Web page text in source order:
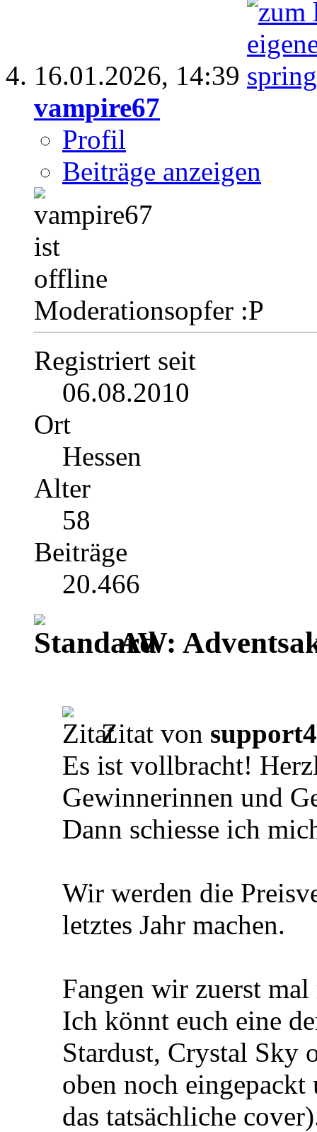
16.01.2026, 14:39
vampire67
Profil
Beiträge anzeigen
Moderationsopfer :P
Registriert seit
06.08.2010
Ort
Hessen
Alter
58
Beiträge
20.466
AW:
Zitat von
Es ist vollbracht!
Gewinnerinnen und
Dann schiesse ich
Wir werden die
letztes Jahr machen.
Fangen wir zuerst
Ich könnt euch eine
Stardust, Crystal Sky
oben noch
das tatsächliche